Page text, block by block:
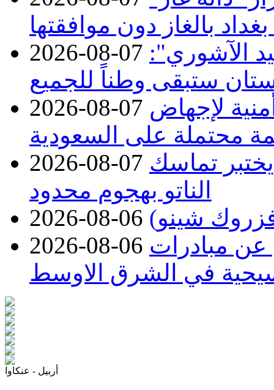
بالغاز دون موافقتها
2026-08-07 الآشوري":
ستبقى وطناً للجميع
2026-08-07 لإجهاض
محتملة على السعودية
2026-08-07 يختبر تماسك
الناتو بهجوم محدود
2026-08-06
2026-08-06 عن مبادرات
في الشرق الاوسط
أربيل - عنكاوا